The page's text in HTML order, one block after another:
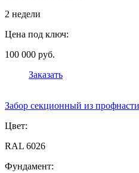
2 недели
Цена под ключ:
100 000 руб.
Заказать
Забор секционный из
Цвет:
RAL 6026
Фундамент: